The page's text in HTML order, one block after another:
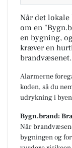
Når det
om en
en bygning,
kræver en
brandvæsenet.
Alarmerne
koden, så du
udrykning i
Bygn.brand:
Når
bygningen og